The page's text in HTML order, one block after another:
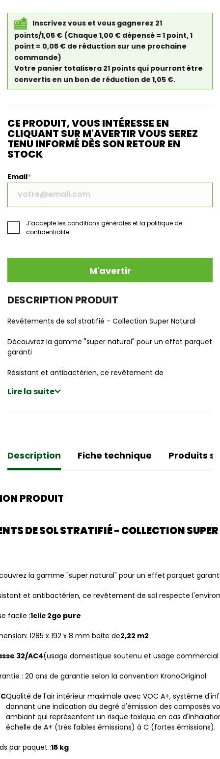
Inscrivez vous et vous gagnerez 21
points/1,05 € (Chaque 1,00 € dépensé = 1 point, 1
point = 0,05 € de réduction sur une prochaine
commande)
Votre panier totalisera 21 points qui pourront être
convertis en un bon de réduction de 1,05 €.
CE PRODUIT, VOUS INTÉRESSE EN
CLIQUANT SUR M'AVERTIR VOUS SEREZ
TENU INFORMÉ DÈS SON RETOUR EN
STOCK
Email
J’accepte les conditions générales et la politique de
confidentialité
M'avertir
DESCRIPTION PRODUIT
Revêtements de sol stratifié - Collection Super Natural
Découvrez la gamme "super natural" pour un effet parquet
garanti
Résistant et antibactérien, ce revêtement de
Lire la suite
Description Fiche technique Produits
PRODUIT
DE SOLSTRATIFIÉ- COLLECTION
la gamme "super natural" pour un effet parquet
et antibactérien, ce revêtement de sol respecte
facile :1clic 2go pure
1285 x 192 x 8 mm boite de2,22 m2
32/AC4(usage domestique soutenu et usage
: 20 ans de garantie selon la convention KronoOriginal
Qualité de l'air intérieur maximale avec VOC A+, système
donnant une indication du degré d'émission des composés
ambiant qui représentent un risque toxique en cas
échelle de A+ (très faibles émissions) à C (fortes émissions).
par paquet :15 kg